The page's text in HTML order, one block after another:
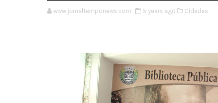
www.jornaltemponews.com 5 years ago Cidades,